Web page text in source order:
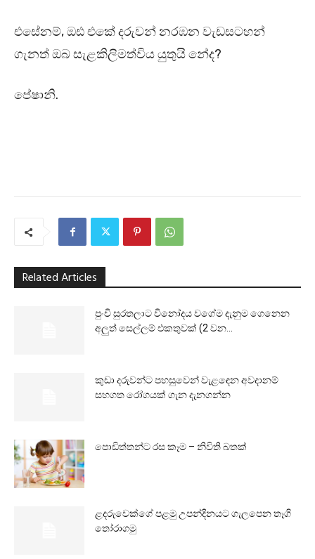
එසේනම්, ඔඪ එකේ දරුවන් නරඹන වැඩසටහන්
ගැනත් ඔබ සැළකිලිමත්විය යුතුයි නේද?
පේෂානි.
Related Articles
පුංචි සුරතලාට විනෝදය වගේම දැනුම ගෙනෙන
අලුත් සෙල්ලම් එකතුවක් (2 වන...
කුඩා දරුවන්ට පහසුවෙන් වැළඳෙන අවදානම්
සහගත රෝගයක් ගැන දැනගන්න
පොඩිත්තන්ට රස කෑම – නිවිති බතක්
ළදරුවෙක්ගේ පළමු උපන්දිනයට ගැලපෙන තෑගි
තෝරාගමු